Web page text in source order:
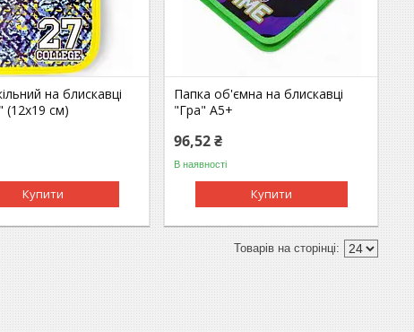
на блискавці
см)
Купити
Папка об'ємна на блискавці
"Гра" А5+
96,52 ₴
В наявності
Купити